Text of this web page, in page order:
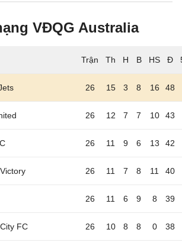
VĐQG Australia
26 15 3 8 16 48
26 12 7 7 10 43
26 11 9 6 13 42
26 11 7 8 11 40
26 11 6 9 8 39
FC 26 10 8 8 0 38